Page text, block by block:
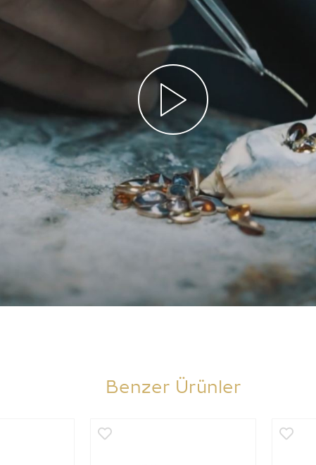
Benzer Ürünler